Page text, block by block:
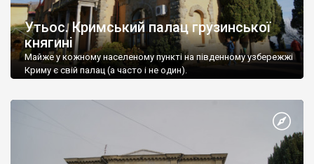
Утьос. Кримський палац грузинської
княгині
Майже у кожному населеному пункті на південному узбережжі
Криму є свій палац (а часто і не один).